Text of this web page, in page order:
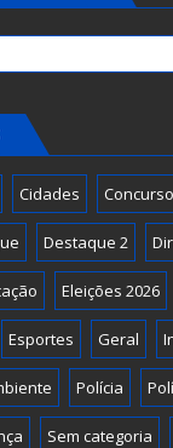
Cidades Concurso
Destaque 2
Eleições 2026
Esportes Geral
Polícia
Sem categoria